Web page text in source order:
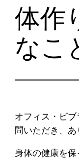
体作
なこ
オフィス・ビ
問いただき、あ
身体の健康を